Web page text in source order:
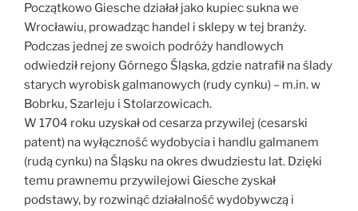
Początkowo Giesche działał jako kupiec sukna we
Wrocławiu, prowadząc handel i sklepy w tej branży.
Podczas jednej ze swoich podróży handlowych
odwiedził rejony Górnego Śląska, gdzie natrafił na ślady
starych wyrobisk galmanowych (rudy cynku) – m.in. w
Bobrku, Szarleju i Stolarzowicach.
W 1704 roku uzyskał od cesarza przywilej (cesarski
patent) na wyłączność wydobycia i handlu galmanem
(rudą cynku) na Śląsku na okres dwudziestu lat. Dzięki
temu prawnemu przywilejowi Giesche zyskał
podstawy, by rozwinąć działalność wydobywczą i